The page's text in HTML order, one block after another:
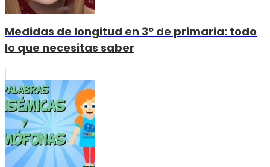
Medidas de longitud en 3º de primaria: todo
lo que necesitas saber